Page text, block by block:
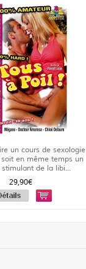
un cours de sexologie
en même temps un
stimulant de la libi...
29,90€